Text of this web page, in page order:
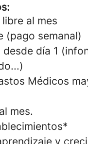
al mes
(pago semanal)
desde día 1
Médicos
mes.
y